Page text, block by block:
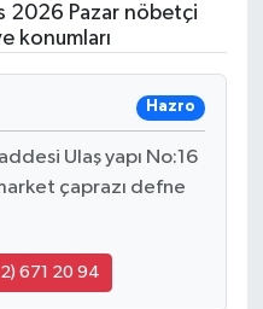
2026 Pazar nöbetçi
konumları
Hazro
Ulaş yapı No:16
çaprazı defne
671 20 94